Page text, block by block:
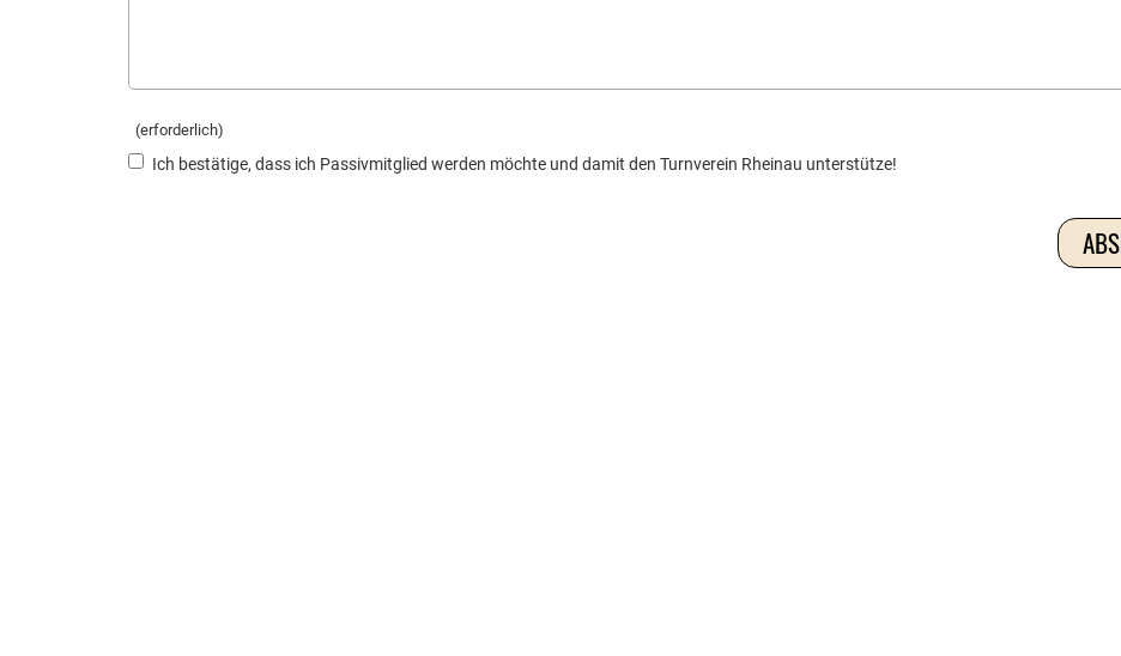
(erforderlich)
Ich bestätige, dass ich Passivmitglied werden möchte und damit den Turnverein Rheinau unterstütze!